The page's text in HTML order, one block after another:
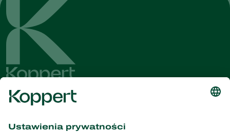
Dostęp do najnowszych